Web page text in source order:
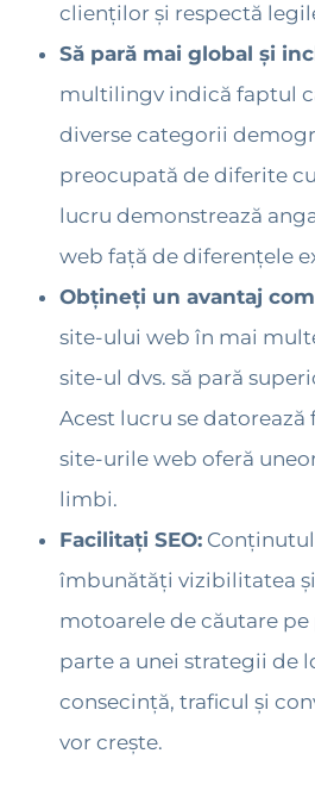
clienților și respectă
Să pară mai global și
multilingv indică faptul
diverse categorii
preocupată de diferite
lucru demonstrează
web față de diferențele
Obțineți un avantaj
site-ului web în mai
site-ul dvs. să pară
Acest lucru se
site-urile web oferă
limbi.
Facilitați SEO:
îmbunătăți vizibilitatea
motoarele de căutare pe
parte a unei strategii de
consecință, traficul și
vor crește.